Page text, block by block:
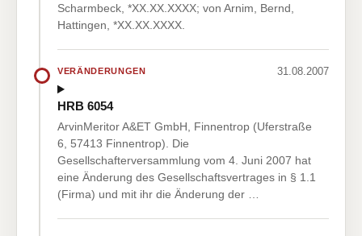
Scharmbeck, *XX.XX.XXXX; von Arnim, Bernd,
Hattingen, *XX.XX.XXXX.
VERÄNDERUNGEN 31.08.2007
HRB 6054
ArvinMeritor A&ET GmbH, Finnentrop (Uferstraße
6, 57413 Finnentrop). Die
Gesellschafterversammlung vom 4. Juni 2007 hat
eine Änderung des Gesellschaftsvertrages in § 1.1
(Firma) und mit ihr die Änderung der …